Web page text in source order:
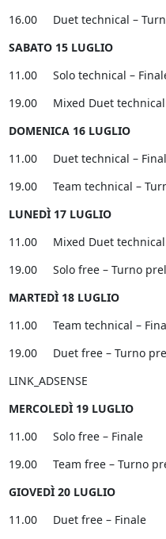
16.00 Duet technical –
SABATO 15 LUGLIO
11.00 Solo technical –
19.00 Mixed Duet technical
DOMENICA 16 LUGLIO
11.00 Duet technical –
19.00 Team technical –
LUNEDÌ 17 LUGLIO
11.00 Mixed Duet technical
19.00 Solo free – Turno
MARTEDÌ 18 LUGLIO
11.00 Team technical –
19.00 Duet free – Turno
LINK_ADSENSE
MERCOLEDÌ 19 LUGLIO
11.00 Solo free – Finale
19.00 Team free – Turno
GIOVEDÌ 20 LUGLIO
11.00 Duet free – Finale